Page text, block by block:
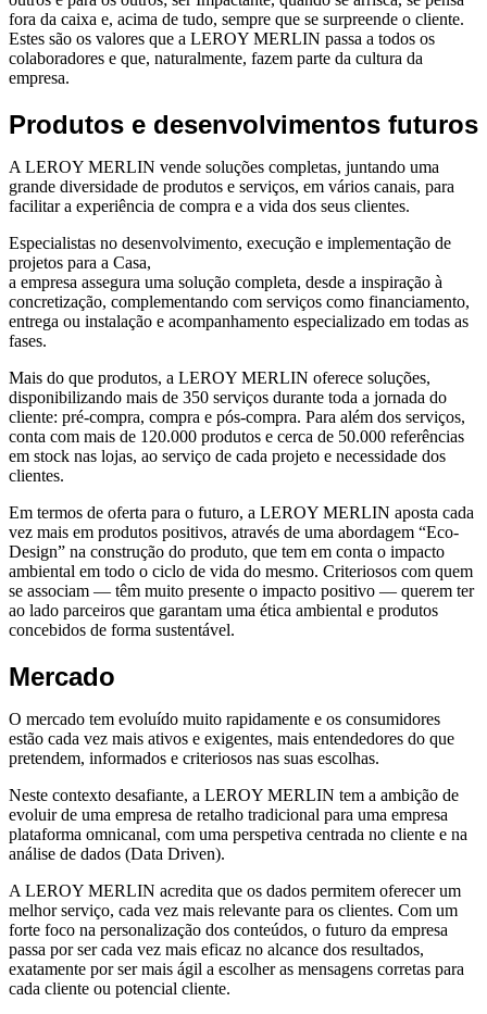
fora da caixa e, acima de tudo, sempre que se surpreende o cliente.
Estes são os valores que a LEROY MERLIN passa a todos os
colaboradores e que, naturalmente, fazem parte da cultura da
empresa.
Produtos e desenvolvimentos futuros
A LEROY MERLIN vende soluções completas, juntando uma
grande diversidade de produtos e serviços, em vários canais, para
facilitar a experiência de compra e a vida dos seus clientes.
Especialistas no desenvolvimento, execução e implementação de
projetos para a Casa,
a empresa assegura uma solução completa, desde a inspiração à
concretização, complementando com serviços como financiamento,
entrega ou instalação e acompanhamento especializado em todas as
fases.
Mais do que produtos, a LEROY MERLIN oferece soluções,
disponibilizando mais de 350 serviços durante toda a jornada do
cliente: pré-compra, compra e pós-compra. Para além dos serviços,
conta com mais de 120.000 produtos e cerca de 50.000 referências
em stock nas lojas, ao serviço de cada projeto e necessidade dos
clientes.
Em termos de oferta para o futuro, a LEROY MERLIN aposta cada
vez mais em produtos positivos, através de uma abordagem “Eco-
Design” na construção do produto, que tem em conta o impacto
ambiental em todo o ciclo de vida do mesmo. Criteriosos com quem
se associam — têm muito presente o impacto positivo — querem ter
ao lado parceiros que garantam uma ética ambiental e produtos
concebidos de forma sustentável.
Mercado
O mercado tem evoluído muito rapidamente e os consumidores
estão cada vez mais ativos e exigentes, mais entendedores do que
pretendem, informados e criteriosos nas suas escolhas.
Neste contexto desafiante, a LEROY MERLIN tem a ambição de
evoluir de uma empresa de retalho tradicional para uma empresa
plataforma omnicanal, com uma perspetiva centrada no cliente e na
análise de dados (Data Driven).
A LEROY MERLIN acredita que os dados permitem oferecer um
melhor serviço, cada vez mais relevante para os clientes. Com um
forte foco na personalização dos conteúdos, o futuro da empresa
passa por ser cada vez mais eficaz no alcance dos resultados,
exatamente por ser mais ágil a escolher as mensagens corretas para
cada cliente ou potencial cliente.